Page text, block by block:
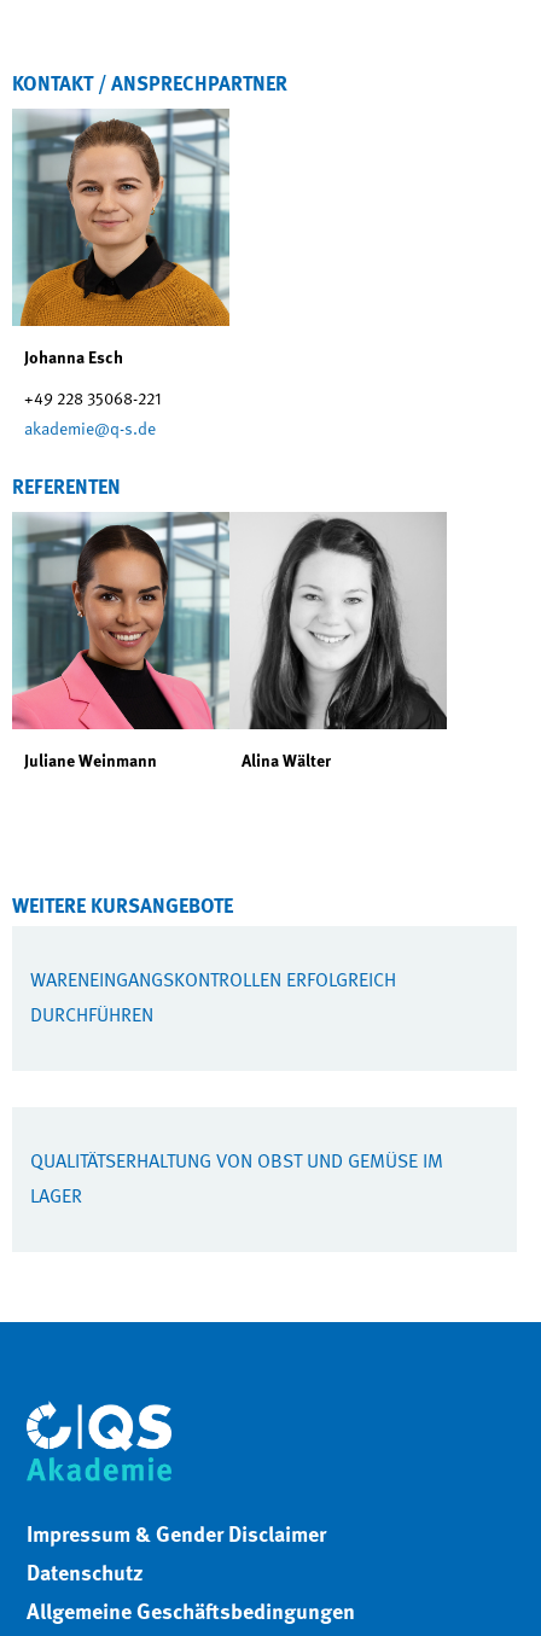
KONTAKT / ANSPRECHPARTNER
Johanna Esch
+49 228 35068-221
akademie@q-s.de
REFERENTEN
Juliane Weinmann Alina Wälter
WEITERE KURSANGEBOTE
WARENEINGANGSKONTROLLEN ERFOLGREICH
DURCHFÜHREN
QUALITÄTSERHALTUNG VON OBST UND GEMÜSE IM
LAGER
Impressum & Gender Disclaimer
Datenschutz
Allgemeine Geschäftsbedingungen